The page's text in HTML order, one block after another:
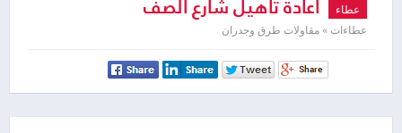
عطاء
عطاءات » مقاولات طرق وجدران